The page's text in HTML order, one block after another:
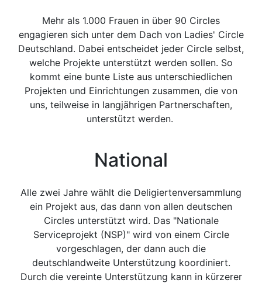
Mehr als 1.000 Frauen in über 90 Circles
engagieren sich unter dem Dach von Ladies' Circle
Deutschland. Dabei entscheidet jeder Circle selbst,
welche Projekte unterstützt werden sollen. So
kommt eine bunte Liste aus unterschiedlichen
Projekten und Einrichtungen zusammen, die von
uns, teilweise in langjährigen Partnerschaften,
unterstützt werden.
National
Alle zwei Jahre wählt die Deligiertenversammlung
ein Projekt aus, das dann von allen deutschen
Circles unterstützt wird. Das "Nationale
Serviceprojekt (NSP)" wird von einem Circle
vorgeschlagen, der dann auch die
deutschlandweite Unterstützung koordiniert.
Durch die vereinte Unterstützung kann in kürzerer